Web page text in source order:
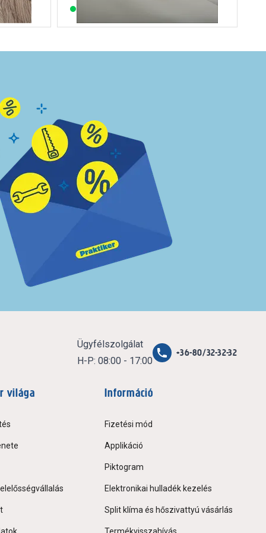
Ügyfélszolgálat
H-P: 08:00 - 17:00
+36-80/32-32-32
világa Információ
Fizetési mód
Applikáció
Piktogram
Elektronikai hulladék kezelés
Split klíma és hőszivattyú vásárlás